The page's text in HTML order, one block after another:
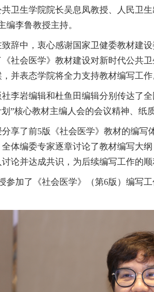
卫生学院院长吴息凤教授、人民卫
编李鲁教授主持。
辞中，衷心感谢国家卫健委教材建
社会医学》教材建设对新时代公共
并表态学院将全力支持教材编写工作
社李岩编辑和杜鱼田编辑分别传达了
”核心教材主编人会的会议精神、纸
享了前5版《社会医学》教材的编
体编委专家逐章讨论了教材编写大
论并达成共识，为后续编写工作的顺
参加了《社会医学》（第6版）编写